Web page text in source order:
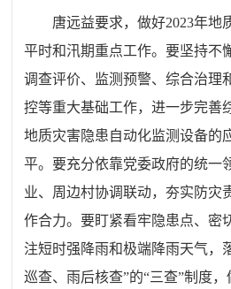
唐远益要求，做好2023年地
平时和汛期重点工作。要坚持不
调查评价、监测预警、综合治理
控等重大基础工作，进一步完善
地质灾害隐患自动化监测设备的
平。要充分依靠党委政府的统一
业、周边村协调联动，夯实防灾
作合力。要盯紧看牢隐患点、密
注短时强降雨和极端降雨天气，
巡查、雨后核查”的“三查”制度，